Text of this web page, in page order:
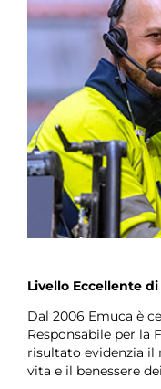
Livello Eccellente
Dal 2006 Emuca è
Responsabile per la
risultato evidenzia
vita e il benessere